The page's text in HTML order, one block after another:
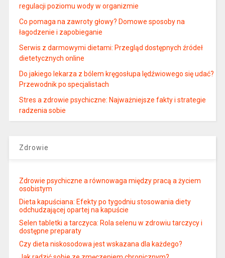
regulacji poziomu wody w organizmie
Co pomaga na zawroty głowy? Domowe sposoby na
łagodzenie i zapobieganie
Serwis z darmowymi dietami: Przegląd dostępnych źródeł
dietetycznych online
Do jakiego lekarza z bólem kręgosłupa lędźwiowego się udać?
Przewodnik po specjalistach
Stres a zdrowie psychiczne: Najważniejsze fakty i strategie
radzenia sobie
Zdrowie
Zdrowie psychiczne a równowaga między pracą a życiem
osobistym
Dieta kapuściana: Efekty po tygodniu stosowania diety
odchudzającej opartej na kapuście
Selen tabletki a tarczyca: Rola selenu w zdrowiu tarczycy i
dostępne preparaty
Czy dieta niskosodowa jest wskazana dla każdego?